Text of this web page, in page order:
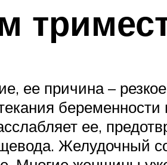
ее причина –
беременности
ее,
Желудочный